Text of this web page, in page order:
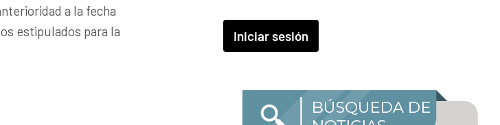
a la fecha
estipulados para la